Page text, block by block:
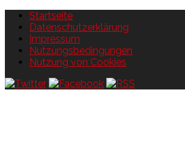
Startseite
Datenschutzerklärung
Impressum
Nutzungsbedingungen
Nutzung von Cookies